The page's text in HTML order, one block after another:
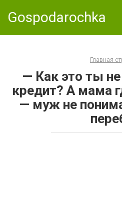
Gospodarochka
Главная
— Как это ты
кредит? А мама
— муж не